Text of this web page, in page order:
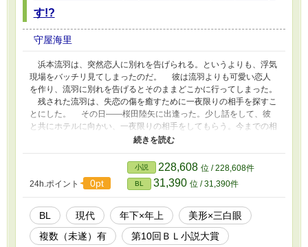
す!?
守屋海里
浜本流羽は、突然恋人に別れを告げられる。というよりも、浮気
現場をバッチリ見てしまったのだ。 彼は流羽よりも可愛い恋人
を作り、流羽に別れを告げるとそのままどこかに行ってしまった。
残された流羽は、失恋の傷を癒すために一夜限りの相手を探すこ
とにした。 その日――桜田陸矢に出逢った。少し話をして、彼
と共にホテルに向かい、一夜限りの相手をしてもらう。今までの相
手とはまったく違う触れ方に流羽は戸惑ったが、『大切にされてい
度と会うことはないと思っていた。しかし、不幸は重なるもので住
んでいたところに行くと火事で起こり全焼していた。住む場所を失
った流羽はショックを隠せずに職場に向かおうとするが、店長から
電話が来て自身がクビになったことを告げられる。 家と職を失
った流羽は公園でぼんやりとしているところを、陸矢に見つかり、
話を聞いてもらう。 そして――なぜか、彼の家で『家政夫』と
して雇われることになった。
24h.ポイント 0pt
小説 228,608 位 / 228,608件
BL 31,390 位 / 31,390件
BL 現代 年下×年上
美形×三白眼
複数（未遂）有
第10回ＢＬ小説大賞